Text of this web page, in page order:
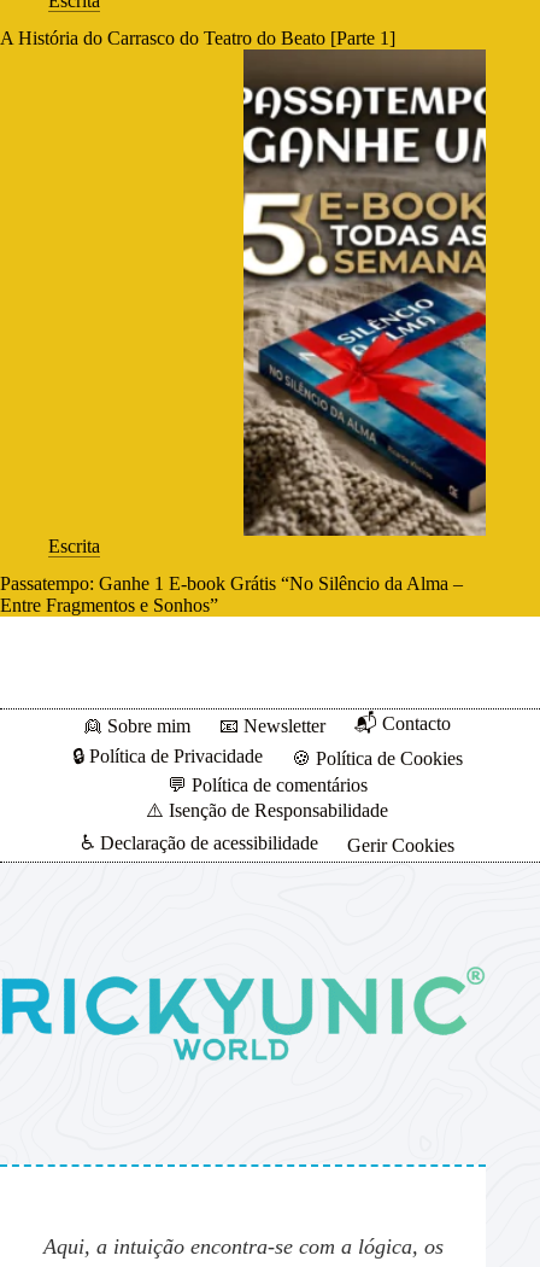
A História do Carrasco do Teatro do Beato [Parte 1]
Escrita
Passatempo: Ganhe 1 E-book Grátis “No Silêncio da Alma –
Entre Fragmentos e Sonhos”
👱 Sobre mim 📧 Newsletter
📬 Contacto
🔒 Política de Privacidade
🍪 Política de Cookies
💬 Política de comentários
⚠️ Isenção de Responsabilidade
♿ Declaração de acessibilidade
Gerir Cookies
Aqui, a intuição encontra-se com a lógica, os